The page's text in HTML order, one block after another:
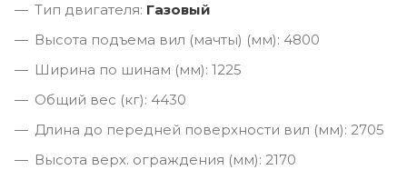
Тип двигателя: Газовый
Высота подъема вил (мачты) (мм): 4800
Ширина по шинам (мм): 1225
Общий вес (кг): 4430
Длина до передней поверхности вил (мм): 2705
Высота верх. ограждения (мм): 2170